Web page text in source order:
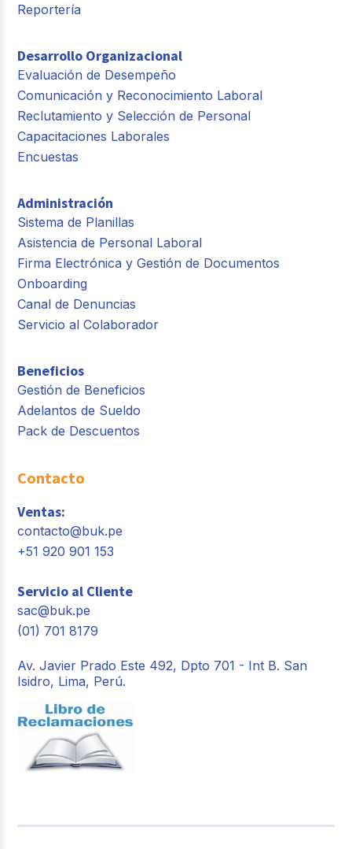
Reportería
Desarrollo Organizacional
Evaluación de Desempeño
Comunicación y Reconocimiento Laboral
Reclutamiento y Selección de Personal
Capacitaciones Laborales
Encuestas
Administración
Sistema de Planillas
Asistencia de Personal Laboral
Firma Electrónica y Gestión de Documentos
Onboarding
Canal de Denuncias
Servicio al Colaborador
Beneficios
Gestión de Beneficios
Adelantos de Sueldo
Pack de Descuentos
Contacto
Ventas:
contacto@buk.pe
+51 920 901 153
Servicio al Cliente
sac@buk.pe
(01) 701 8179
Av. Javier Prado Este 492, Dpto 701 - Int B. San
Isidro, Lima, Perú.